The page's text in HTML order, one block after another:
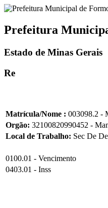
Prefeitura
Estado de Minas Gerais
Re
Matrícula/Nome : 003098.2 -
Orgão: 32100820990452 -
Local de Trabalho: Sec De
0100.01 - Vencimento
0403.01 - Inss